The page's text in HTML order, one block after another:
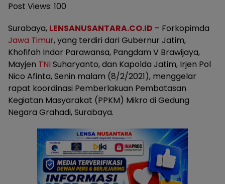
Post Views: 100
Surabaya, LENSANUSANTARA.CO.ID – Forkopimda
Jawa Timur, yang terdiri dari Gubernur Jatim,
Khofifah Indar Parawansa, Pangdam V Brawijaya,
Mayjen TNI Suharyanto, dan Kapolda Jatim, Irjen Pol
Nico Afinta, Senin malam (8/2/2021), menggelar
rapat koordinasi Pemberlakuan Pembatasan
Kegiatan Masyarakat (PPKM) Mikro di Gedung
Negara Grahadi, Surabaya.